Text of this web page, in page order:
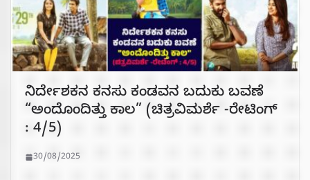
ನಿರ್ದೇಶಕನ ಕನಸು ಕಂಡವನ ಬದುಕು ಬವಣೆ
“ಅಂದೊಂದಿತ್ತು ಕಾಲ” (ಚಿತ್ರವಿಮರ್ಶೆ -ರೇಟಿಂಗ್
: 4/5)
30/08/2025